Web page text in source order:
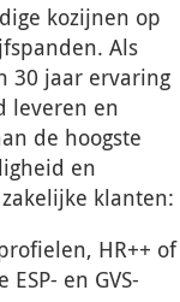
kozijnen op
Als
30 jaar ervaring
leveren en
de hoogste
en
klanten:
HR++ of
en GVS-